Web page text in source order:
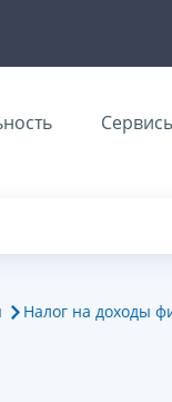
Налог на доходы